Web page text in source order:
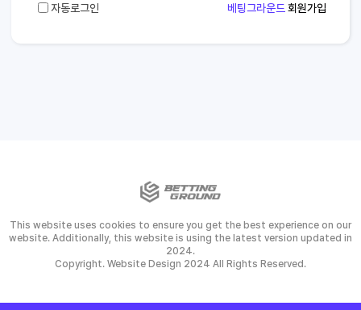
자동로그인 베팅그라운드 회원가입
This website uses cookies to ensure you get the best experience on our
website. Additionally, this website is using the latest version updated in
2024.
Copyright. Website Design 2024 All Rights Reserved.